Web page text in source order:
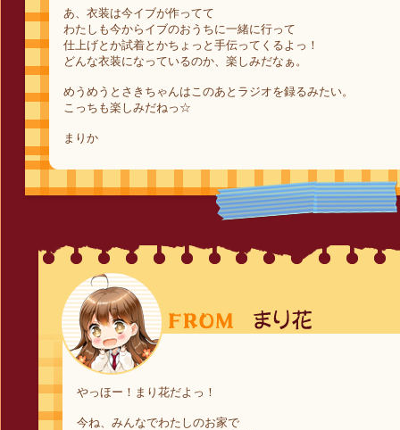
あ、衣装は今イブが作ってて
わたしも今からイブのおうちに一緒に行って
仕上げとか試着とかちょっと手伝ってくるよっ！
どんな衣装になっているのか、楽しみだなぁ。
めうめうとさきちゃんはこのあとラジオを録るみたい。
こっちも楽しみだねっ☆
まりか
やっほー！まり花だよっ！
今ね、みんなでわたしのお家で